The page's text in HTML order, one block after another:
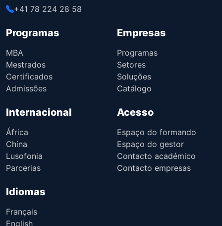
+41 78 224 28 58
Programas
MBA
Mestrados
Certificados
Admissões
Empresas
Programas
Setores
Soluções
Catálogo
Internacional
África
China
Lusofonia
Parcerias
Acesso
Espaço do formando
Espaço do gestor
Contacto académico
Contacto empresas
Idiomas
Français
English